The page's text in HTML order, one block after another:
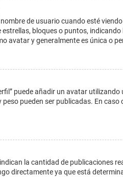
de usuario cuando esté
bloques o puntos,
avatar y generalmente es única o
puede añadir un avatar
pueden ser publicadas. En
la cantidad de publicaciones
directamente ya que está